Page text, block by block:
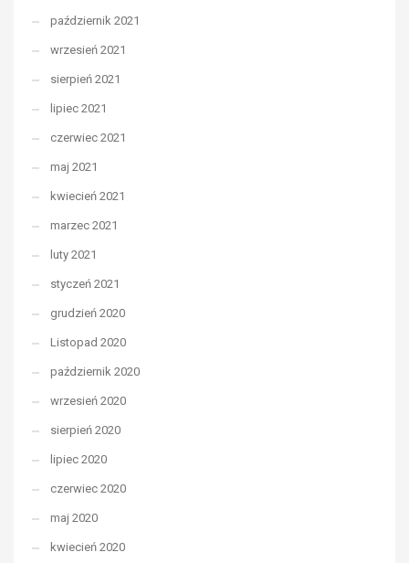
październik 2021
wrzesień 2021
sierpień 2021
lipiec 2021
czerwiec 2021
maj 2021
kwiecień 2021
marzec 2021
luty 2021
styczeń 2021
grudzień 2020
Listopad 2020
październik 2020
wrzesień 2020
sierpień 2020
lipiec 2020
czerwiec 2020
maj 2020
kwiecień 2020